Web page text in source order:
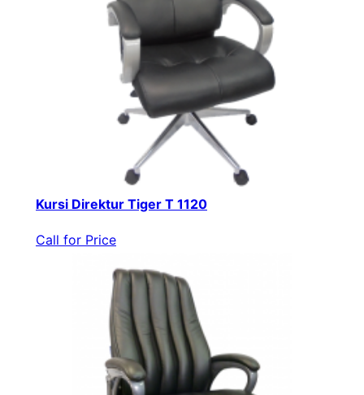
Kursi Direktur Tiger T 1120
Call for Price